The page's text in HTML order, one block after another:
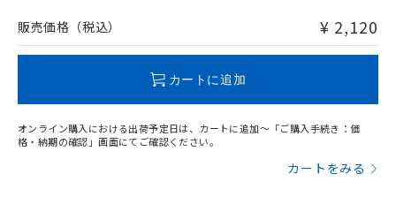
問い合わせください。
販売価格（税込） ¥ 2,120
カートに追加
オンライン購入における出荷予定日は、カートに追加～「ご購入手続き：価
格・納期の確認」画面にてご確認ください。
カートをみる